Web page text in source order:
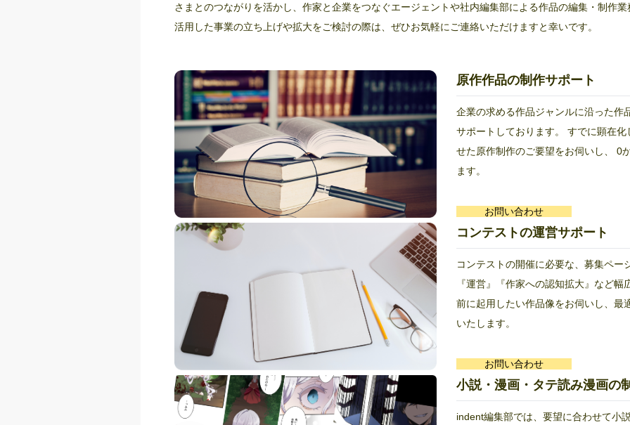
さまとのつながりを活かし、作家と企業をつなぐエージェントや社内編集部による作品の編集・制作
活用した事業の立ち上げや拡大をご検討の際は、ぜひお気軽にご連絡いただけますと幸いです。
原作作品の制作サポート
企業の求める作品ジャンルに沿った作
サポートしております。 すでに顕在
せた原作制作のご要望をお伺いし、 0
ます。
お問い合わせ
コンテストの運営サポート
コンテストの開催に必要な、募集ペー
『運営』『作家への認知拡大』など
前に起用したい作品像をお伺いし、最
いたします。
お問い合わせ
小説・漫画・タテ読み漫画の
indent編集部では、要望に合わせて小